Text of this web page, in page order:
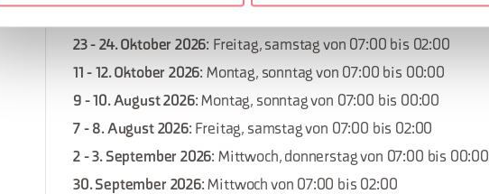
23 - 24. Oktober 2026: Freitag, samstag von 07:00 bis 02:00
11 - 12. Oktober 2026: Montag, sonntag von 07:00 bis 00:00
9 - 10. August 2026: Montag, sonntag von 07:00 bis 00:00
7 - 8. August 2026: Freitag, samstag von 07:00 bis 02:00
2 - 3. September 2026: Mittwoch, donnerstag von 07:00 bis 00:00
30. September 2026: Mittwoch von 07:00 bis 02:00